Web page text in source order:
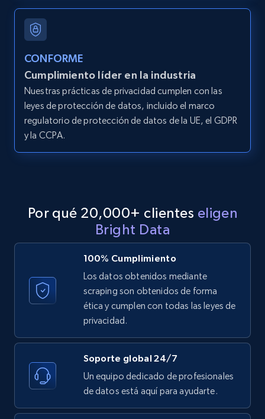
URL
URL, ID, User id, Use url, Title, Headline, Post
11.3K+
LinkedIn posts - Discover new posts
company URL
11.3K+ 1.5K+ Prueba gratuita
X (formerly Twitter) - Posts
ID, User posted, Name, Description, Date
posted, Photos, URL, Quoted post, and more.
10.4K+ 1.2K+ Prueba gratuita
X (formerly Twitter) - Posts - Collecting
Twitter posts URLs
CONFORME
Cumplimiento líder en la industria
Nuestras prácticas de privacidad cumplen con las
leyes de protección de datos, incluido el marco
regulatorio de protección de datos de la UE, el GDPR
y la CCPA.
Por qué 20,000+ clientes eligen
Bright Data
100% Cumplimiento
Los datos obtenidos mediante
scraping son obtenidos de forma
ética y cumplen con todas las leyes de
privacidad.
Soporte global 24/7
Un equipo dedicado de profesionales
de datos está aquí para ayudarte.